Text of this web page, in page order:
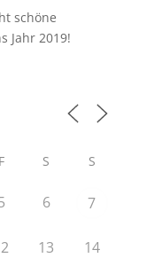
schöne
Jahr 2019!
F S S
6 7
13 14